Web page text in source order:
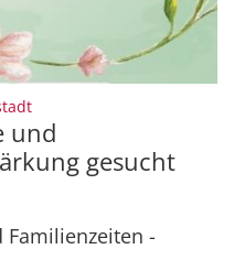
:
und
gesucht
-